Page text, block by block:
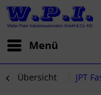
Menü
Übersicht JPT